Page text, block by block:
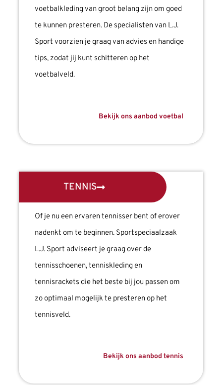
voetbalkleding van groot belang zijn om goed
te kunnen presteren. De specialisten van L.J.
Sport voorzien je graag van advies en handige
tips, zodat jij kunt schitteren op het
voetbalveld.
Bekijk ons aanbod voetbal
TENNIS
Of je nu een ervaren tennisser bent of erover
nadenkt om te beginnen. Sportspeciaalzaak
L.J. Sport adviseert je graag over de
tennisschoenen, tenniskleding en
tennisrackets die het beste bij jou passen om
zo optimaal mogelijk te presteren op het
tennisveld.
Bekijk ons aanbod tennis